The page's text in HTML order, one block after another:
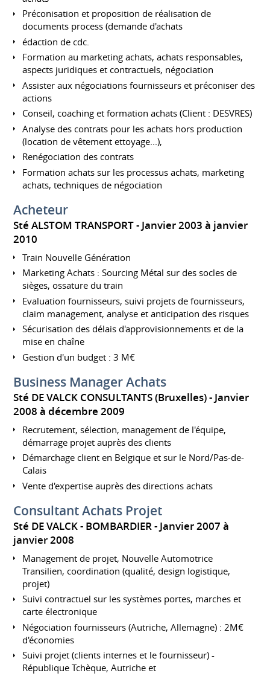
Préconisation et proposition de réalisation de
documents process (demande d'achats
édaction de cdc.
Formation au marketing achats, achats responsables,
aspects juridiques et contractuels, négociation
Assister aux négociations fournisseurs et préconiser des
actions
Conseil, coaching et formation achats (Client : DESVRES)
Analyse des contrats pour les achats hors production
(location de vêtement ettoyage...),
Renégociation des contrats
Formation achats sur les processus achats, marketing
achats, techniques de négociation
Acheteur
Sté ALSTOM TRANSPORT
Janvier 2003 à janvier
2010
Train Nouvelle Génération
Marketing Achats : Sourcing Métal sur des socles de
sièges, ossature du train
Evaluation fournisseurs, suivi projets de fournisseurs,
claim management, analyse et anticipation des risques
Sécurisation des délais d'approvisionnements et de la
mise en chaîne
Gestion d'un budget : 3 M€
Business Manager Achats
Sté DE VALCK CONSULTANTS (Bruxelles)
Janvier
2008 à décembre 2009
Recrutement, sélection, management de l'équipe,
démarrage projet auprès des clients
Démarchage client en Belgique et sur le Nord/Pas-de-
Calais
Vente d'expertise auprès des directions achats
Consultant Achats Projet
Sté DE VALCK - BOMBARDIER
Janvier 2007 à
janvier 2008
Management de projet, Nouvelle Automotrice
Transilien, coordination (qualité, design logistique,
projet)
Suivi contractuel sur les systèmes portes, marches et
carte électronique
Négociation fournisseurs (Autriche, Allemagne) : 2M€
d'économies
Suivi projet (clients internes et le fournisseur) -
République Tchèque, Autriche et